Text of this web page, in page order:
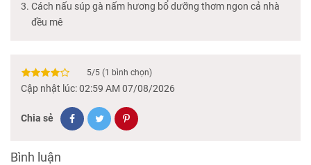
Cách nấu súp gà nấm hương bổ dưỡng thơm ngon cả nhà
đều mê
5/5 (1 bình chọn)
Cập nhật lúc: 02:59 AM 07/08/2026
Chia sẻ
Bình luận